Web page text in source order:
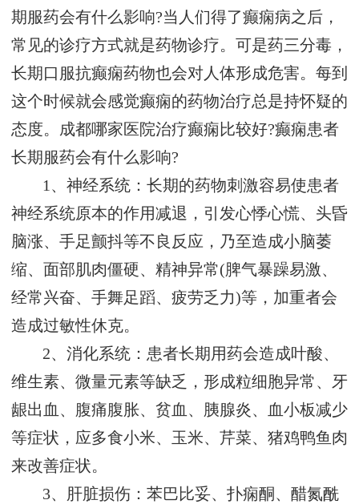
期服药会有什么影响?当人们得了癫痫病之后，
常见的诊疗方式就是药物诊疗。可是药三分毒，
长期口服抗癫痫药物也会对人体形成危害。每到
这个时候就会感觉癫痫的药物治疗总是持怀疑的
态度。成都哪家医院治疗癫痫比较好?癫痫患者
长期服药会有什么影响?
1、神经系统：长期的药物刺激容易使患者
神经系统原本的作用减退，引发心悸心慌、头昏
脑涨、手足颤抖等不良反应，乃至造成小脑萎
缩、面部肌肉僵硬、精神异常(脾气暴躁易激、
经常兴奋、手舞足蹈、疲劳乏力)等，加重者会
造成过敏性休克。
2、消化系统：患者长期用药会造成叶酸、
维生素、微量元素等缺乏，形成粒细胞异常、牙
龈出血、腹痛腹胀、贫血、胰腺炎、血小板减少
等症状，应多食小米、玉米、芹菜、猪鸡鸭鱼肉
来改善症状。
3、肝脏损伤：苯巴比妥、扑痫酮、醋氮酰